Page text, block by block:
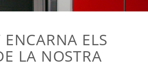
ENCARNA ELS
LA NOSTRA